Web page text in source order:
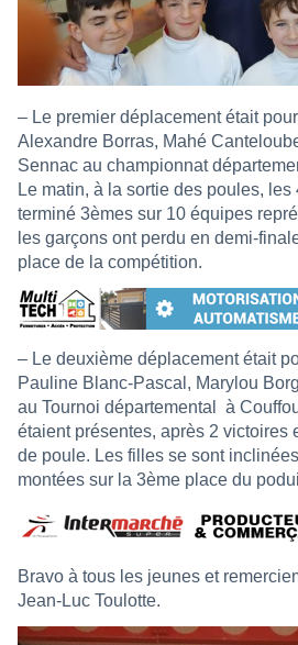
– Le premier déplacement était
Alexandre Borras, Mahé
Sennac au championnat
Le matin, à la sortie des poules, les
terminé 3èmes sur 10 équipes
les garçons ont perdu en demi-
place de la compétition.
– Le deuxième déplacement était
Pauline Blanc-Pascal, Marylou
au Tournoi départemental
à
étaient présentes, après 2 victoires
de poule. Les filles se sont
montées sur la 3ème place du
Bravo à tous les jeunes et
Jean-Luc Toulotte.